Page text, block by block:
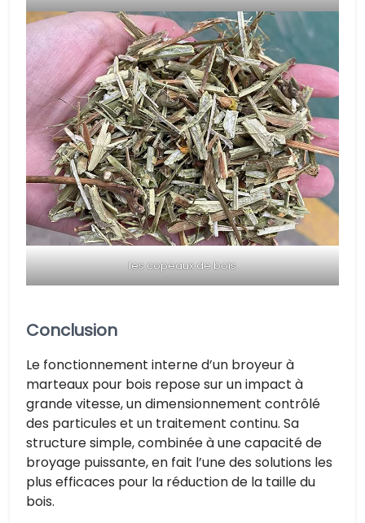
les copeaux de bois
Conclusion
Le fonctionnement interne d’un broyeur à
marteaux pour bois repose sur un impact à
grande vitesse, un dimensionnement contrôlé
des particules et un traitement continu. Sa
structure simple, combinée à une capacité de
broyage puissante, en fait l’une des solutions les
plus efficaces pour la réduction de la taille du
bois.